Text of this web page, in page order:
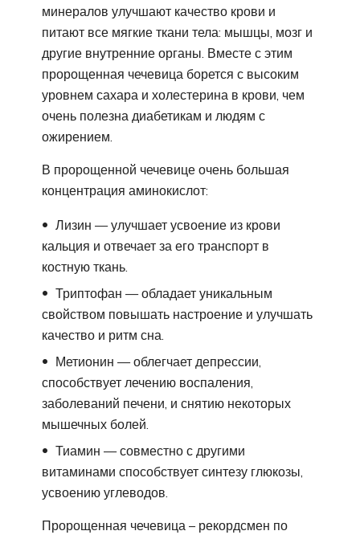
минералов улучшают качество крови и
питают все мягкие ткани тела: мышцы, мозг и
другие внутренние органы. Вместе с этим
пророщенная чечевица борется с высоким
уровнем сахара и холестерина в крови, чем
очень полезна диабетикам и людям с
ожирением.
В пророщенной чечевице очень большая
концентрация аминокислот:
Лизин — улучшает усвоение из крови
кальция и отвечает за его транспорт в
костную ткань.
Триптофан — обладает уникальным
свойством повышать настроение и улучшать
качество и ритм сна.
Метионин — облегчает депрессии,
способствует лечению воспаления,
заболеваний печени, и снятию некоторых
мышечных болей.
Тиамин — совместно с другими
витаминами способствует синтезу глюкозы,
усвоению углеводов.
Пророщенная чечевица – рекордсмен по